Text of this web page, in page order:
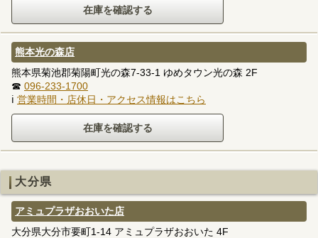
熊本光の森店
熊本県菊池郡菊陽町光の森7-33-1 ゆめタウン光の森 2F
☎ 096-233-1700
ℹ 営業時間・店休日・アクセス情報はこちら
大分県
アミュプラザおおいた店
大分県大分市要町1-14 アミュプラザおおいた 4F